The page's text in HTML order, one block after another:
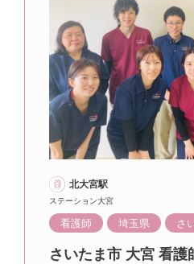
北大宮駅
ステーション大宮
看護師 埼玉県 さ
さいたま市 大宮 看護